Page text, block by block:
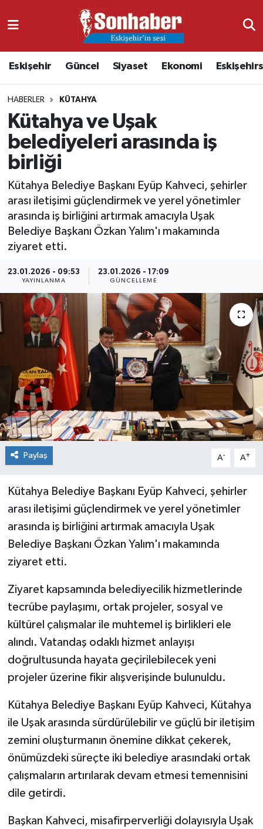
Eskişehir Güncel Siyaset Ekonomi
HABERLER KÜTAHYA
Kütahya ve Uşak
belediyeleri arasında iş
birliği
Kütahya Belediye Başkanı Eyüp Kahveci, şehirler
arası iletişimi güçlendirmek ve yerel yönetimler
arasında iş birliğini artırmak amacıyla Uşak
Belediye Başkanı Özkan Yalım'ı makamında
ziyaret etti.
23.01.2026 - 09:53
YAYINLANMA
23.01.2026 - 17:09
GÜNCELLEME
Paylaş A- A+
Kütahya Belediye Başkanı Eyüp Kahveci, şehirler
arası iletişimi güçlendirmek ve yerel yönetimler
arasında iş birliğini artırmak amacıyla Uşak
Belediye Başkanı Özkan Yalım'ı makamında
ziyaret etti.
Ziyaret kapsamında belediyecilik hizmetlerinde
tecrübe paylaşımı, ortak projeler, sosyal ve
kültürel çalışmalar ile muhtemel iş birlikleri ele
alındı. Vatandaş odaklı hizmet anlayışı
doğrultusunda hayata geçirilebilecek yeni
projeler üzerine fikir alışverişinde bulunuldu.
Kütahya Belediye Başkanı Eyüp Kahveci, Kütahya
ile Uşak arasında sürdürülebilir ve güçlü bir iletişim
zemini oluşturmanın önemine dikkat çekerek,
önümüzdeki süreçte iki belediye arasındaki ortak
çalışmaların artırılarak devam etmesi temennisini
dile getirdi.
Başkan Kahveci, misafirperverliği dolayısıyla Uşak
Ekonomi
Güncel
Kültür & Sanat
Magazin
Resmi İlanlar
Siyaset
Spor
Nöbetçi Eczaneler
Namaz Vakitleri
Trafik Durumu
Süper Lig Puan Durumu ve Fikstür
Tüm Manşetler
Son Dakika Haberleri